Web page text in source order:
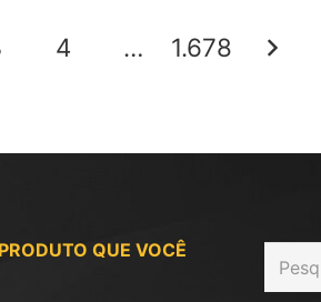
4 … 1.678
QUE VOCÊ